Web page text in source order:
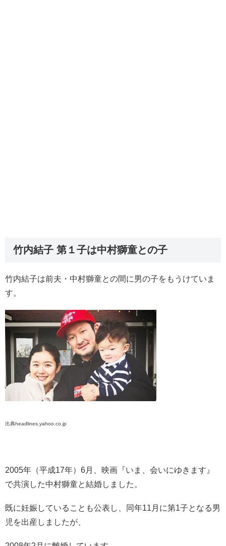
竹内結子 第１子は中村獅童との子
竹内結子は前夫・中村獅童との間に男の子をもうけていま
す。
出典headlines.yahoo.co.jp
2005年（平成17年）6月、映画『いま、会いにゆきます』
で共演した中村獅童と結婚しました。
既に妊娠していることも公表し、同年11月に第1子となる男
児を出産しましたが、